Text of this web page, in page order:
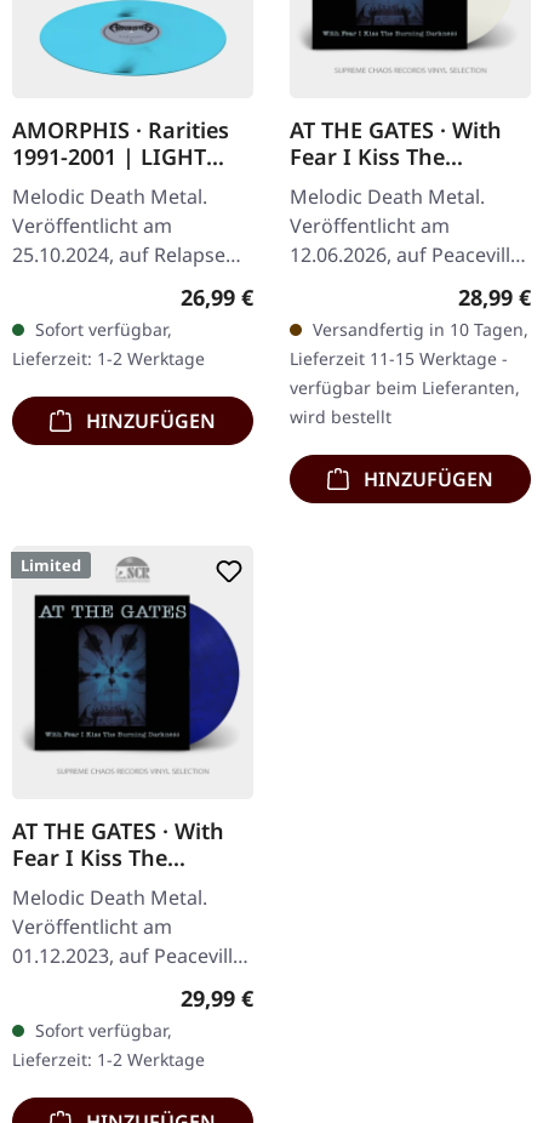
AMORPHIS · Rarities
1991-2001 | LIGHT
BLUE LP
Melodic Death Metal.
Veröffentlicht am
25.10.2024, auf Relapse
Records. Hellblaues Vinyl
im Standard-Cover. Was
für ein Schatz das ist!
Amorphis hat…
Regulärer Preis:
26,99 €
Sofort verfügbar,
Lieferzeit: 1-2 Werktage
HINZUFÜGEN
AT THE GATES · With
Fear I Kiss The
Burning Darkness |
CLEAR LP
Melodic Death Metal.
Veröffentlicht am
12.06.2026, auf Peaceville
Records. Klares Vinyl im
Standard-Cover. Plastic
Head exklusive, limitierte
Auflage…
28,99 €
Versandfertig in 10 Tagen,
Lieferzeit 11-15 Werktage -
verfügbar beim Lieferanten,
wird bestellt
HINZUFÜGEN
Limited
AT THE GATES · With
Fear I Kiss The
Burning Darkness |
BLUE/BLACK
MARBLED LP
Melodic Death Metal.
Veröffentlicht am
01.12.2023, auf Peaceville
Records. Blau/Schwarz
marmoriertes Vinyl im
Standard-Cover, limitierte
Auflage zum…
Regulärer Preis:
29,99 €
Sofort verfügbar,
Lieferzeit: 1-2 Werktage